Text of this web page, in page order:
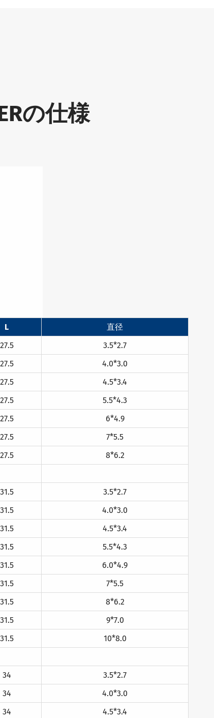
の仕様
L
直径
27.5
3.5*2.7
27.5
4.0*3.0
27.5
4.5*3.4
27.5
5.5*4.3
27.5
6*4.9
27.5
7*5.5
27.5 8*6.2
31.5
3.5*2.7
31.5
4.0*3.0
31.5
4.5*3.4
31.5
5.5*4.3
31.5
6.0*4.9
31.5
7*5.5
31.5
8*6.2
31.5
9*7.0
31.5 10*8.0
34
3.5*2.7
34
4.0*3.0
34
4.5*3.4